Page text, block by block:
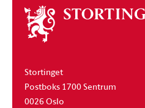
Om
stortinget
Stortinget
Postboks 1700 Sentrum
0026 Oslo